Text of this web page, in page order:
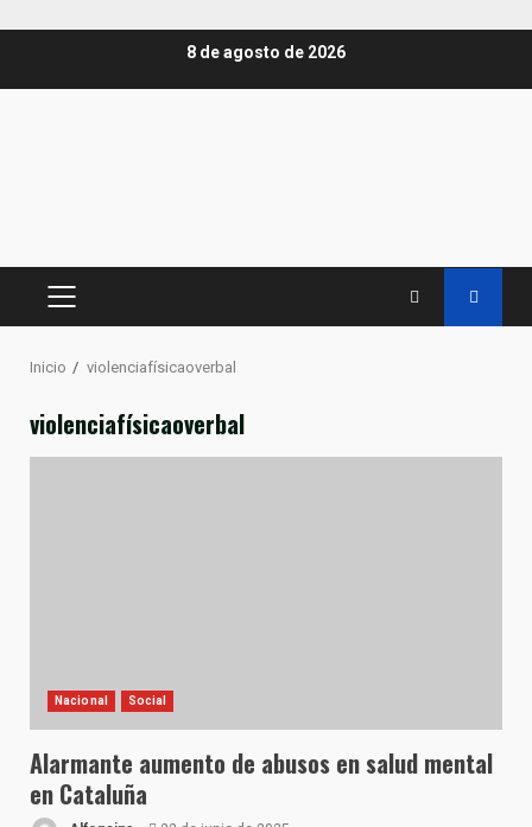
8 de agosto de 2026
MENÚ
Inicio violenciafísicaoverbal
violenciafísicaoverbal
Nacional Social
Alarmante aumento de abusos en salud mental
en Cataluña